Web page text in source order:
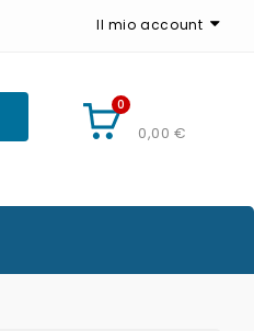
Il mio account
0
0,00 €